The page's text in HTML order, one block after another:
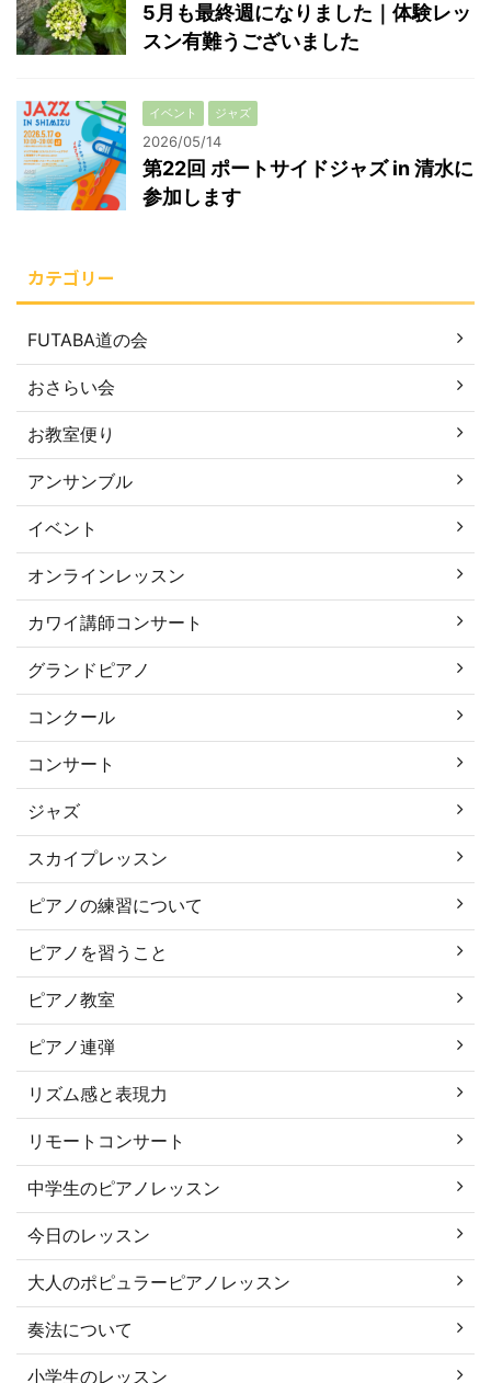
5月も最終週になりました｜体験レッ
スン有難うございました
イベント ジャズ
2026/05/14
第22回 ポートサイドジャズ in 清水に
参加します
カテゴリー
FUTABA道の会
おさらい会
お教室便り
アンサンブル
イベント
オンラインレッスン
カワイ講師コンサート
グランドピアノ
コンクール
コンサート
ジャズ
スカイプレッスン
ピアノの練習について
ピアノを習うこと
ピアノ教室
ピアノ連弾
リズム感と表現力
リモートコンサート
中学生のピアノレッスン
今日のレッスン
大人のポピュラーピアノレッスン
奏法について
小学生のレッスン